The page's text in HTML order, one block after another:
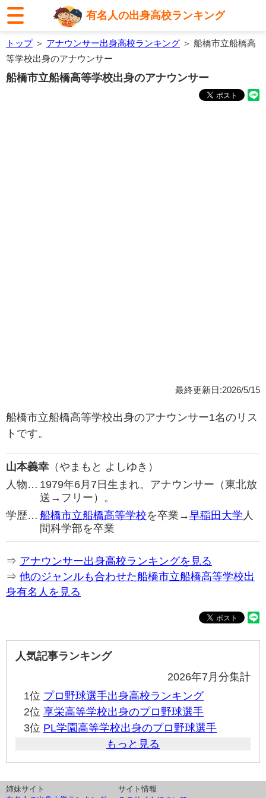
有名人の出身高校ランキング
トップ＞ アナウンサー出身高校ランキング ＞ 船橋市立船橋高
等学校出身のアナウンサー
船橋市立船橋高等学校出身のアナウンサー
最終更新日:2026/5/15
船橋市立船橋高等学校出身のアナウンサー1名のリス
トです。
山本義幸 （やまもと よしゆき）
人物… 1979年6月7日生まれ。アナウンサー（東北放
送→フリー）。
学歴… 船橋市立船橋高等学校を卒業→早稲田大学 人
間科学部を卒業
⇒ アナウンサー出身高校ランキングを見る
⇒ 他のジャンルも合わせた船橋市立船橋高等学校出
身有名人を見る
人気記事ランキング
2026年7月分集計
1位 プロ野球選手出身高校ランキング
2位 享栄高等学校出身のプロ野球選手
3位 PL学園高等学校出身のプロ野球選手
もっと見る
姉妹サイト
サイト情報